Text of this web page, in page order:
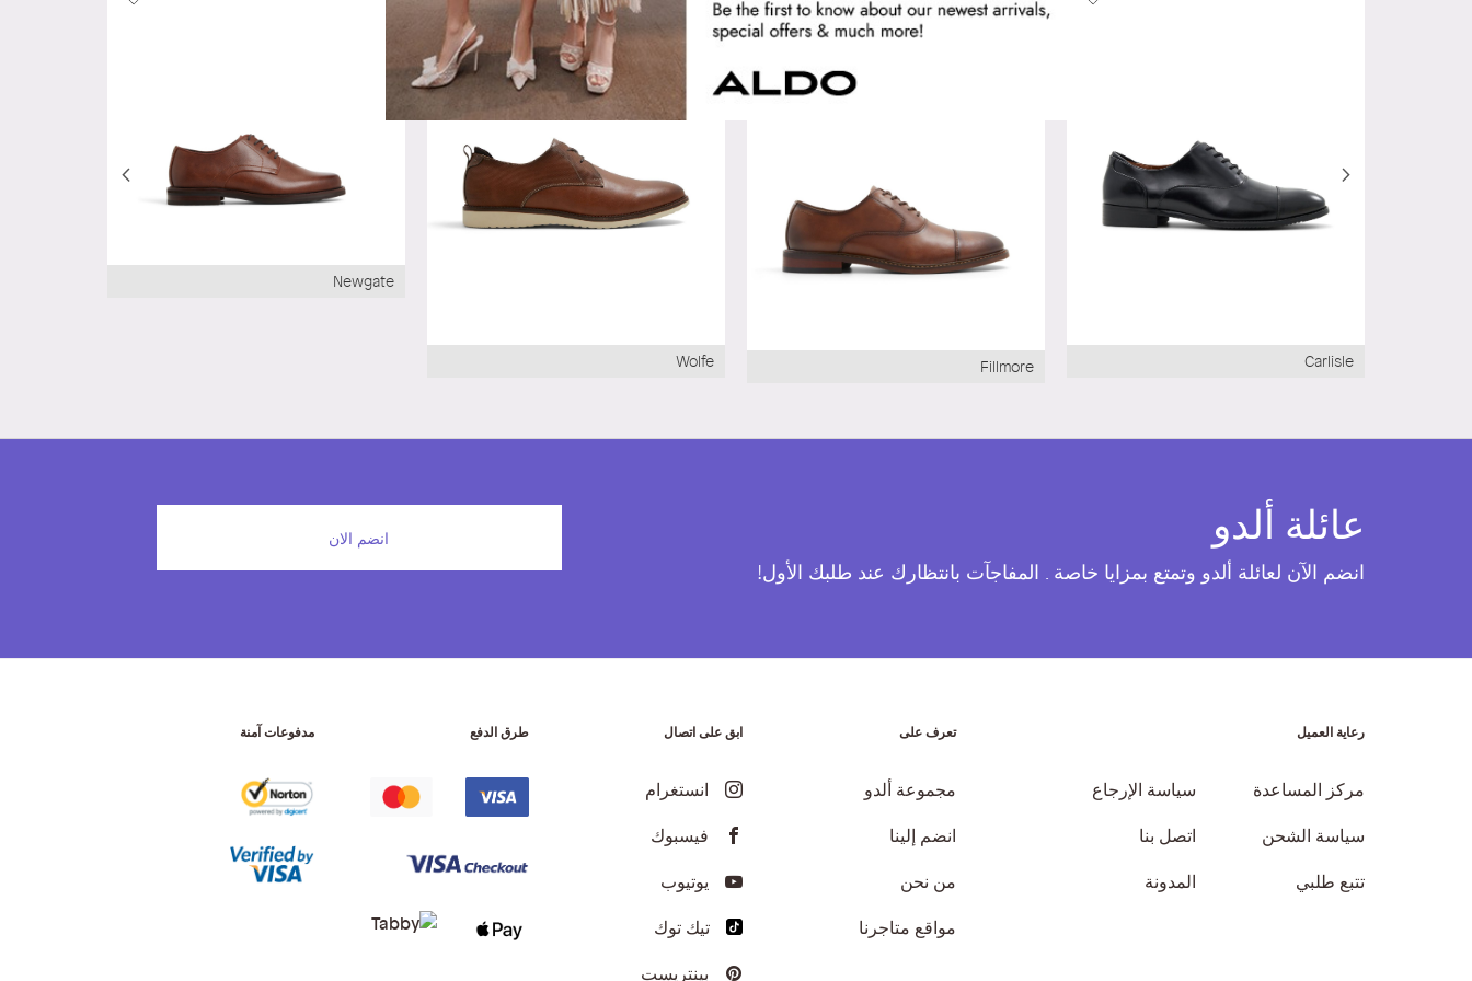
Newgate
Wolfe Fillmore Carlisle
عائلة ألدو
انضم الآن لعائلة ألدو وتمتع بمزايا خاصة . المفاجآت بانتظارك عند طلبك الأول!
انضم الان
رعاية العميل
مركز المساعدة
سياسة الإرجاع
سياسة الشحن
اتصل بنا
تتبع طلبي
المدونة
تعرف على
مجموعة ألدو
انضم إلينا
من نحن
مواقع متاجرنا
ابق على اتصال
انستغرام
فيسبوك
يوتيوب
تيك توك
بينتريست
طرق الدفع مدفوعات آمنة